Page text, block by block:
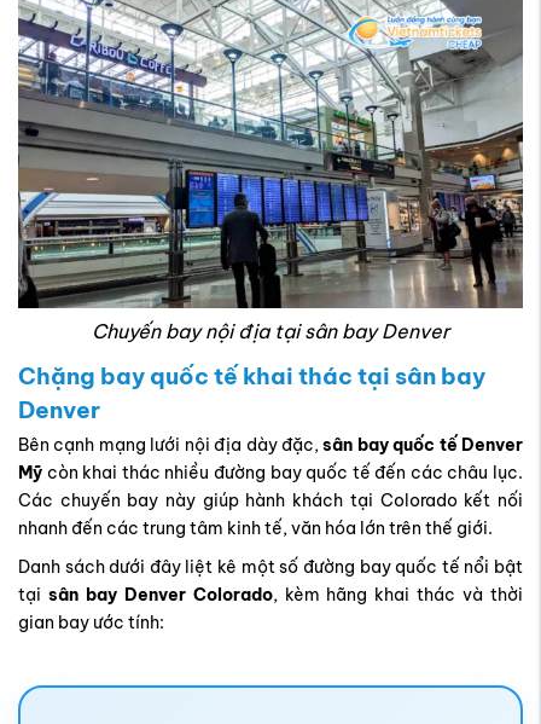
Chuyến bay nội địa tại sân bay Denver
Chặng bay quốc tế khai thác tại sân bay
Denver
Bên cạnh mạng lưới nội địa dày đặc,sân bay quốc tế Denver
Mỹ còn khai thác nhiều đường bay quốc tế đến các châu lục.
Các chuyến bay này giúp hành khách tại Colorado kết nối
nhanh đến các trung tâm kinh tế, văn hóa lớn trên thế giới.
Danh sách dưới đây liệt kê một số đường bay quốc tế nổi bật
tại sân bay Denver Colorado, kèm hãng khai thác và thời
gian bay ước tính: